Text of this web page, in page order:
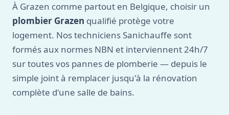
À Grazen comme partout en Belgique, choisir un
plombier Grazen qualifié protège votre
logement. Nos techniciens Sanichauffe sont
formés aux normes NBN et interviennent 24h/7
sur toutes vos pannes de plomberie — depuis le
simple joint à remplacer jusqu'à la rénovation
complète d'une salle de bains.